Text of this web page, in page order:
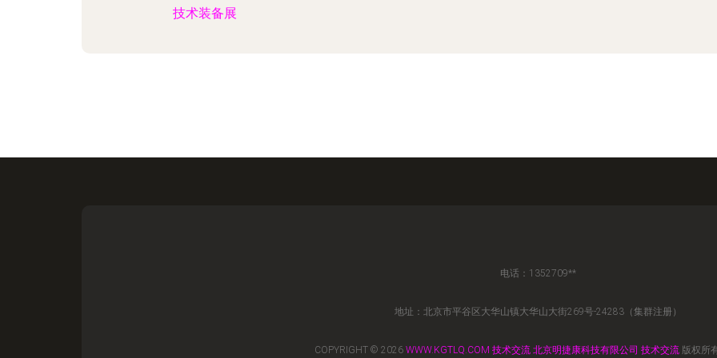
技术装备展
电话：1352709**
地址：北京市平谷区大华山镇大华山大街269号-24283（集群注册）
COPYRIGHT © 2026 WWW.KGTLQ.COM 技术交流 北京明捷康科技有限公司 技术交流版权所